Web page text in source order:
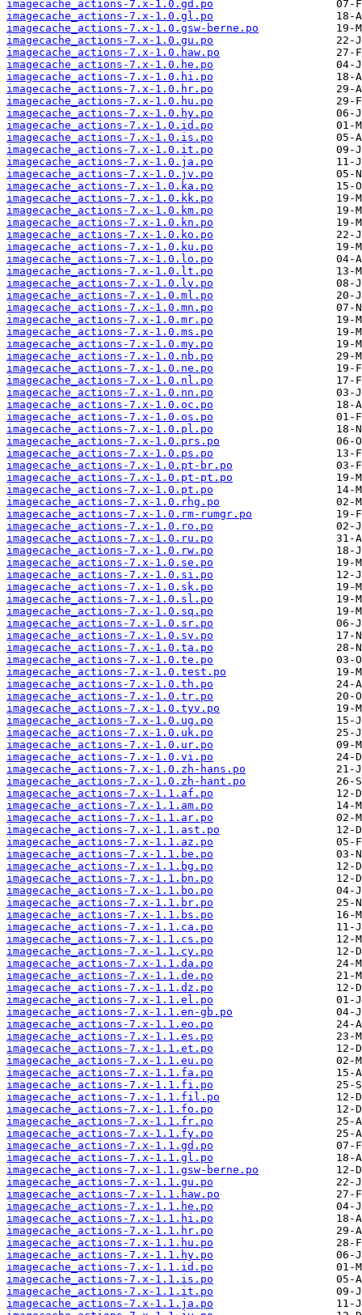
imagecache_actions-7.x-1.0.gd.po
imagecache_actions-7.x-1.0.gl.po
imagecache_actions-7.x-1.0.gsw-berne.po
imagecache_actions-7.x-1.0.gu.po
imagecache_actions-7.x-1.0.haw.po
imagecache_actions-7.x-1.0.he.po
imagecache_actions-7.x-1.0.hi.po
imagecache_actions-7.x-1.0.hr.po
imagecache_actions-7.x-1.0.hu.po
imagecache_actions-7.x-1.0.hy.po
imagecache_actions-7.x-1.0.id.po
imagecache_actions-7.x-1.0.is.po
imagecache_actions-7.x-1.0.it.po
imagecache_actions-7.x-1.0.ja.po
imagecache_actions-7.x-1.0.jv.po
imagecache_actions-7.x-1.0.ka.po
imagecache_actions-7.x-1.0.kk.po
imagecache_actions-7.x-1.0.km.po
imagecache_actions-7.x-1.0.kn.po
imagecache_actions-7.x-1.0.ko.po
imagecache_actions-7.x-1.0.ku.po
imagecache_actions-7.x-1.0.lo.po
imagecache_actions-7.x-1.0.lt.po
imagecache_actions-7.x-1.0.lv.po
imagecache_actions-7.x-1.0.ml.po
imagecache_actions-7.x-1.0.mn.po
imagecache_actions-7.x-1.0.mr.po
imagecache_actions-7.x-1.0.ms.po
imagecache_actions-7.x-1.0.my.po
imagecache_actions-7.x-1.0.nb.po
imagecache_actions-7.x-1.0.ne.po
imagecache_actions-7.x-1.0.nl.po
imagecache_actions-7.x-1.0.nn.po
imagecache_actions-7.x-1.0.oc.po
imagecache_actions-7.x-1.0.os.po
imagecache_actions-7.x-1.0.pl.po
imagecache_actions-7.x-1.0.prs.po
imagecache_actions-7.x-1.0.ps.po
imagecache_actions-7.x-1.0.pt-br.po
imagecache_actions-7.x-1.0.pt-pt.po
imagecache_actions-7.x-1.0.pt.po
imagecache_actions-7.x-1.0.rhg.po
imagecache_actions-7.x-1.0.rm-rumgr.po
imagecache_actions-7.x-1.0.ro.po
imagecache_actions-7.x-1.0.ru.po
imagecache_actions-7.x-1.0.rw.po
imagecache_actions-7.x-1.0.se.po
imagecache_actions-7.x-1.0.si.po
imagecache_actions-7.x-1.0.sk.po
imagecache_actions-7.x-1.0.sl.po
imagecache_actions-7.x-1.0.sq.po
imagecache_actions-7.x-1.0.sr.po
imagecache_actions-7.x-1.0.sv.po
imagecache_actions-7.x-1.0.ta.po
imagecache_actions-7.x-1.0.te.po
imagecache_actions-7.x-1.0.test.po
imagecache_actions-7.x-1.0.th.po
imagecache_actions-7.x-1.0.tr.po
imagecache_actions-7.x-1.0.tyv.po
imagecache_actions-7.x-1.0.ug.po
imagecache_actions-7.x-1.0.uk.po
imagecache_actions-7.x-1.0.ur.po
imagecache_actions-7.x-1.0.vi.po
imagecache_actions-7.x-1.0.zh-hans.po
imagecache_actions-7.x-1.0.zh-hant.po
imagecache_actions-7.x-1.1.af.po
imagecache_actions-7.x-1.1.am.po
imagecache_actions-7.x-1.1.ar.po
imagecache_actions-7.x-1.1.ast.po
imagecache_actions-7.x-1.1.az.po
imagecache_actions-7.x-1.1.be.po
imagecache_actions-7.x-1.1.bg.po
imagecache_actions-7.x-1.1.bn.po
imagecache_actions-7.x-1.1.bo.po
imagecache_actions-7.x-1.1.br.po
imagecache_actions-7.x-1.1.bs.po
imagecache_actions-7.x-1.1.ca.po
imagecache_actions-7.x-1.1.cs.po
imagecache_actions-7.x-1.1.cy.po
imagecache_actions-7.x-1.1.da.po
imagecache_actions-7.x-1.1.de.po
imagecache_actions-7.x-1.1.dz.po
imagecache_actions-7.x-1.1.el.po
imagecache_actions-7.x-1.1.en-gb.po
imagecache_actions-7.x-1.1.eo.po
imagecache_actions-7.x-1.1.es.po
imagecache_actions-7.x-1.1.et.po
imagecache_actions-7.x-1.1.eu.po
imagecache_actions-7.x-1.1.fa.po
imagecache_actions-7.x-1.1.fi.po
imagecache_actions-7.x-1.1.fil.po
imagecache_actions-7.x-1.1.fo.po
imagecache_actions-7.x-1.1.fr.po
imagecache_actions-7.x-1.1.fy.po
imagecache_actions-7.x-1.1.gd.po
imagecache_actions-7.x-1.1.gl.po
imagecache_actions-7.x-1.1.gsw-berne.po
imagecache_actions-7.x-1.1.gu.po
imagecache_actions-7.x-1.1.haw.po
imagecache_actions-7.x-1.1.he.po
imagecache_actions-7.x-1.1.hi.po
imagecache_actions-7.x-1.1.hr.po
imagecache_actions-7.x-1.1.hu.po
imagecache_actions-7.x-1.1.hy.po
imagecache_actions-7.x-1.1.id.po
imagecache_actions-7.x-1.1.is.po
imagecache_actions-7.x-1.1.it.po
imagecache_actions-7.x-1.1.ja.po